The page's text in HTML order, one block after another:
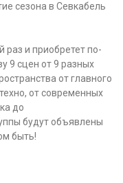
сезона в Севкабель
раз и приобретет по-
9 сцен от 9 разных
от главного
от современных
до
будут объявлены
быть!